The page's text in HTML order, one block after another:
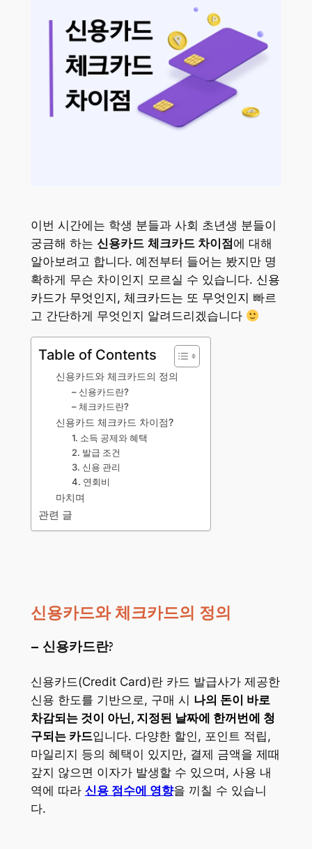
이번 시간에는 학생 분들과 사회 초년생 분들이
궁금해 하는 신용카드 체크카드 차이점에 대해
알아보려고 합니다. 예전부터 들어는 봤지만 명
확하게 무슨 차이인지 모르실 수 있습니다. 신용
카드가 무엇인지, 체크카드는 또 무엇인지 빠르
고 간단하게 무엇인지 알려드리겠습니다
Table of Contents
신용카드와 체크카드의 정의
– 신용카드란?
– 체크카드란?
신용카드 체크카드 차이점?
1. 소득 공제와 혜택
2. 발급 조건
3. 신용 관리
4. 연회비
마치며
관련 글
신용카드와 체크카드의 정의
– 신용카드란?
신용카드(Credit Card)란 카드 발급사가 제공한
신용 한도를 기반으로, 구매 시 나의 돈이 바로
차감되는 것이 아닌, 지정된 날짜에 한꺼번에 청
구되는 카드입니다. 다양한 할인, 포인트 적립,
마일리지 등의 혜택이 있지만, 결제 금액을 제때
갚지 않으면 이자가 발생할 수 있으며, 사용 내
역에 따라 신용 점수에 영향을 끼칠 수 있습니
다.